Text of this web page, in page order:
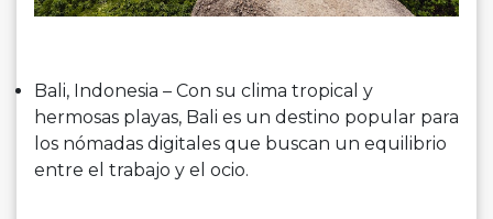
Bali, Indonesia – Con su clima tropical y
hermosas playas, Bali es un destino popular para
los nómadas digitales que buscan un equilibrio
entre el trabajo y el ocio.